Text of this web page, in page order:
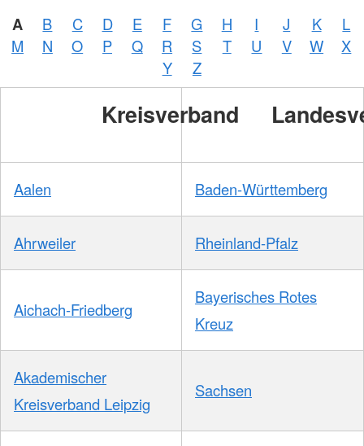
A B C D E F G H I J K
L
M
N O P Q R S T U V W
X
Y
Z
Kreisverband
Aalen Baden-Württemberg
Ahrweiler Rheinland-Pfalz
Aichach-Friedberg
Bayerisches Rotes
Kreuz
Akademischer
Kreisverband Leipzig
Sachsen